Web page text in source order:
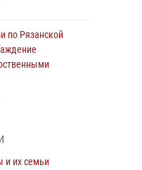
по Рязанской
и их семьи